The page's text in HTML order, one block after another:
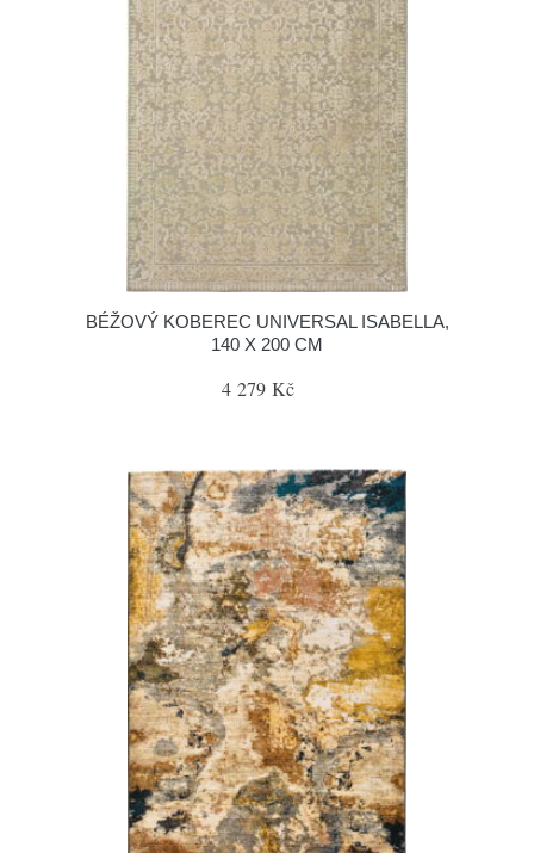
BÉŽOVÝ KOBEREC UNIVERSAL ISABELLA,
140 X 200 CM
4 279 Kč